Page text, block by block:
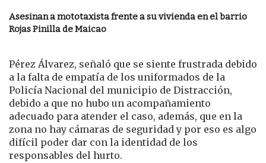
Asesinan a mototaxista frente a su vivienda en el barrio
Rojas Pinilla de Maicao
Pérez Álvarez, señaló que se siente frustrada debido
a la falta de empatía de los uniformados de la
Policía Nacional del municipio de Distracción,
debido a que no hubo un acompañamiento
adecuado para atender el caso, además, que en la
zona no hay cámaras de seguridad y por eso es algo
difícil poder dar con la identidad de los
responsables del hurto.